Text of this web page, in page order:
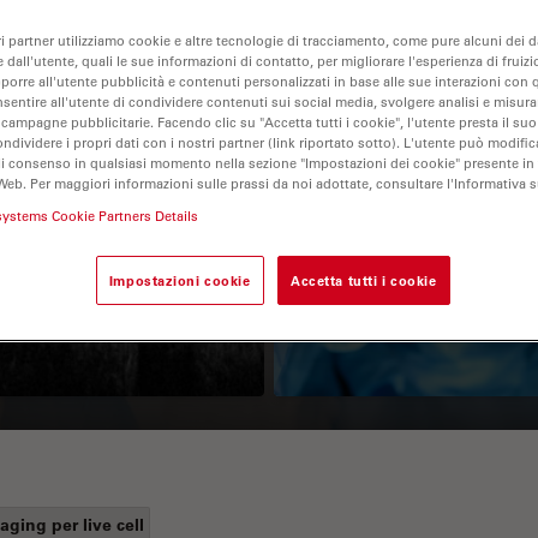
to OCT
Surgical Microscope
per live cell
partner utilizziamo cookie e altre tecnologie di tracciamento, come pure alcuni dei
dall'utente, quali le sue informazioni di contatto, per migliorare l'esperienza di
all'utente pubblicità e contenuti personalizzati in base alle sue interazioni con
all'utente di condividere contenuti sui social media, svolgere analisi e
pubblicitarie. Facendo clic su "Accetta tutti i cookie", l'utente presta il
i propri dati con i nostri partner (link riportato sotto). L'utente può
consenso in qualsiasi momento nella sezione "Impostazioni dei cookie" presente
Per maggiori informazioni sulle prassi da noi adottate, consultare l'Informativa
Cookie Partners Details
Impostazioni cookie Accetta tutti i cookie